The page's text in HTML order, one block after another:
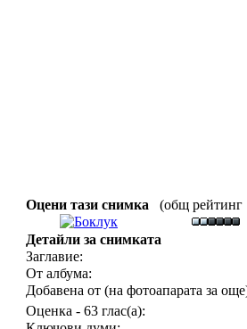
Оцени тази снимка
(общ рейтинг
Детайли за снимката
Заглавие:
От албума:
Добавена от (на фотоапарата за
Оценка - 63 глас(а):